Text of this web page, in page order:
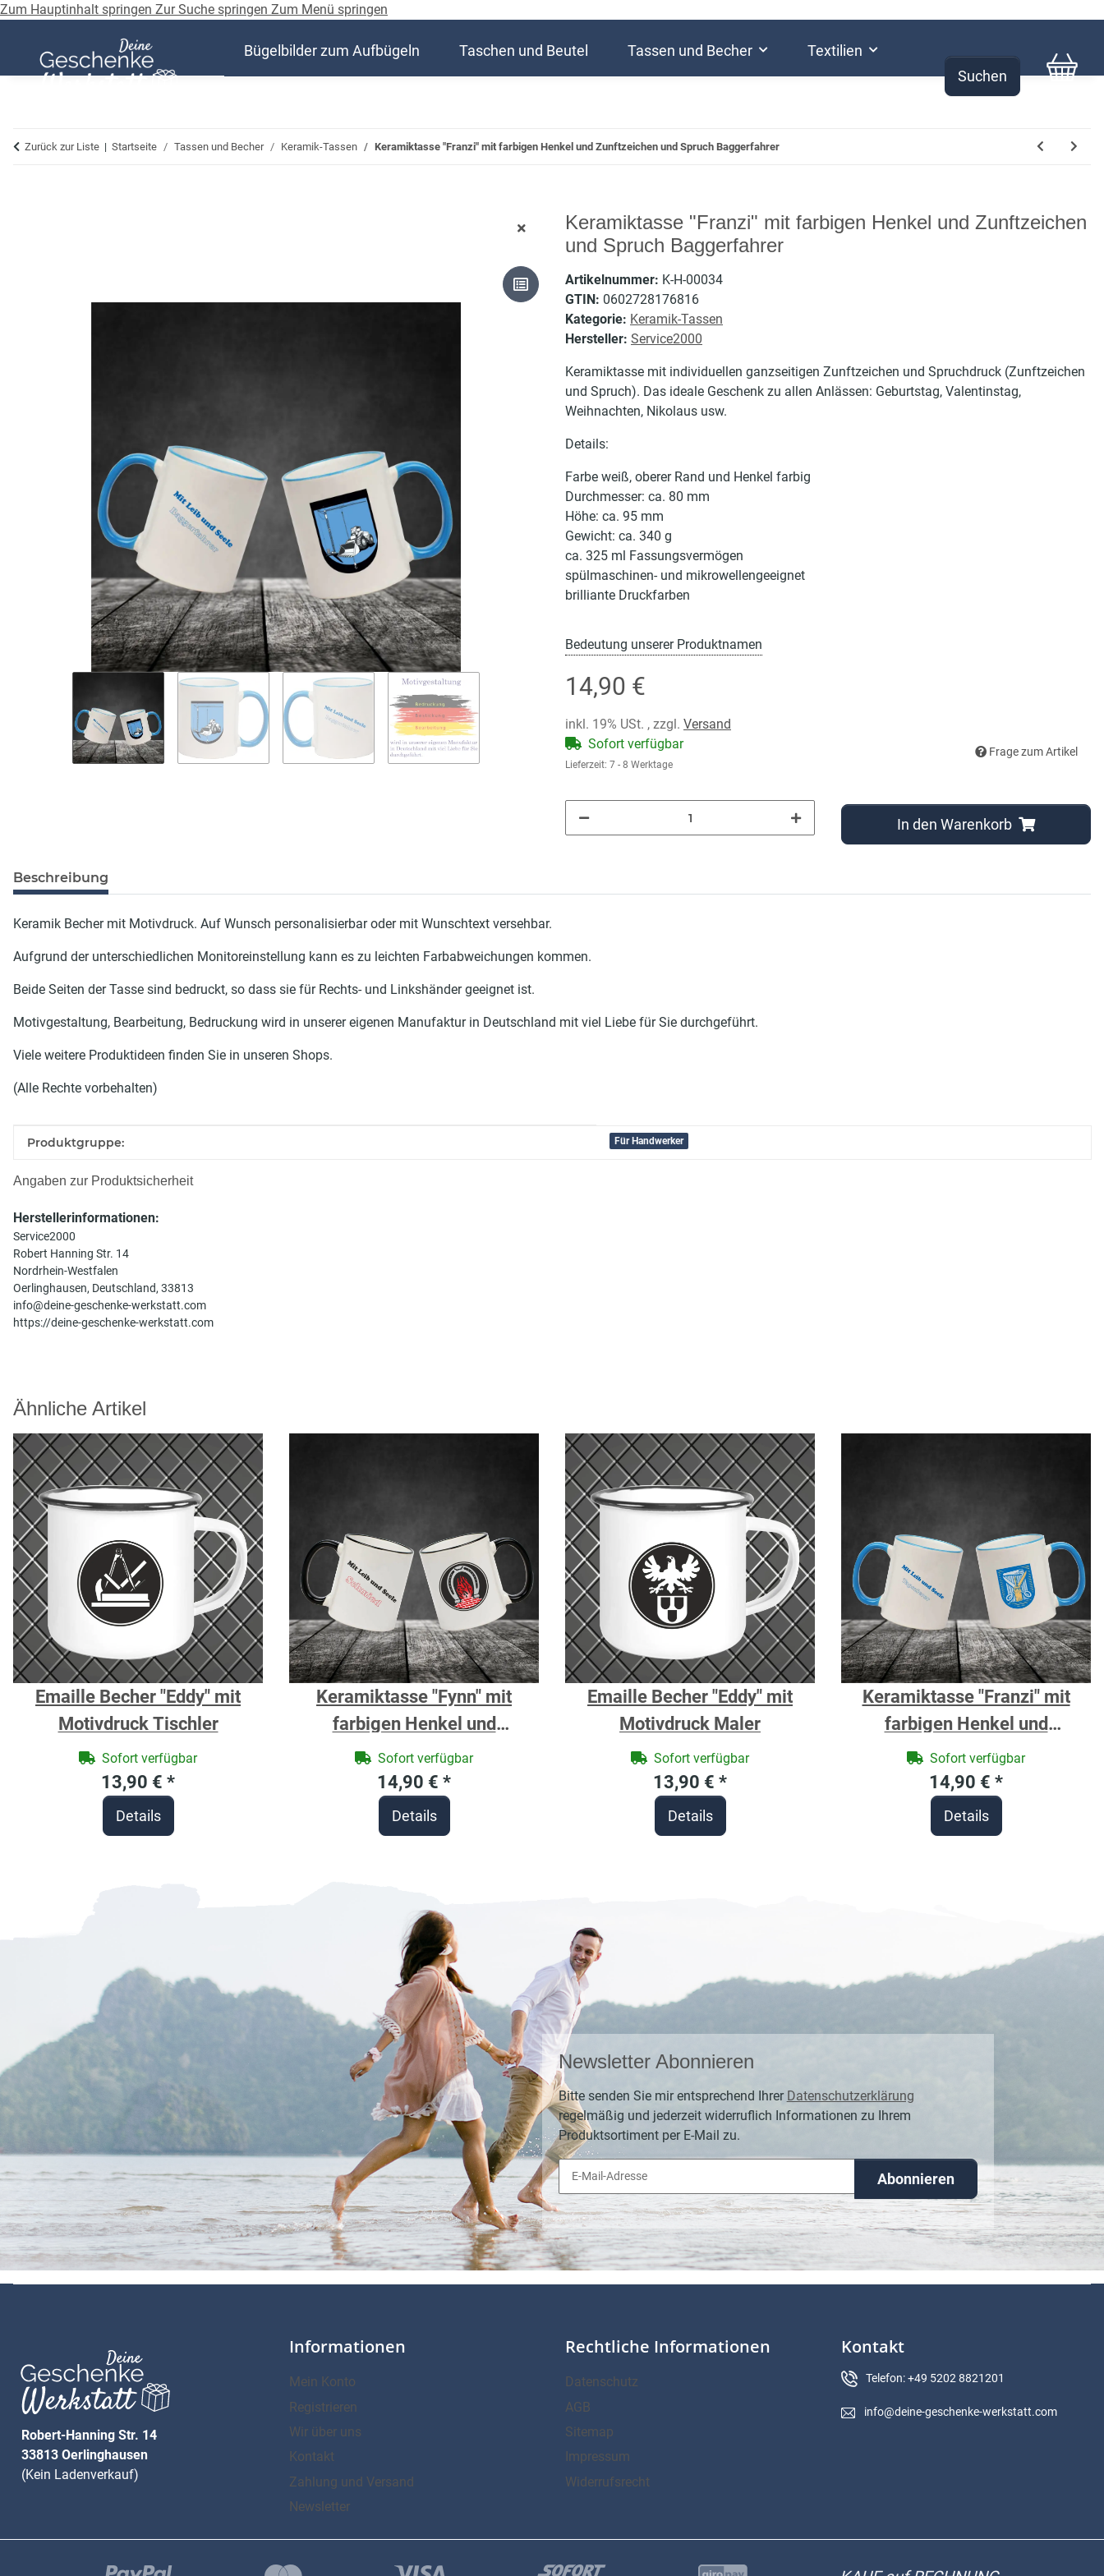
Zum Hauptinhalt springen Zur Suche springen Zum Menü springen
Suchen
Bügelbilder zum Aufbügeln Taschen und Beutel Tassen und Becher Textilien
Zurück zur Liste Startseite Tassen und Becher Keramik-Tassen Keramiktasse "Franzi" mit farbigen Henkel und Zunftzeichen und Spruch Baggerfahrer
Keramiktasse "Franzi" mit farbigen Henkel und Zunftzeichen
und Spruch Baggerfahrer
Artikelnummer: K-H-00034
GTIN: 0602728176816
Kategorie: Keramik-Tassen
Hersteller: Service2000
Keramiktasse mit individuellen ganzseitigen Zunftzeichen und Spruchdruck (Zunftzeichen
und Spruch). Das ideale Geschenk zu allen Anlässen: Geburtstag, Valentinstag,
Weihnachten, Nikolaus usw.
Details:
Farbe weiß, oberer Rand und Henkel farbig
Durchmesser: ca. 80 mm
Höhe: ca. 95 mm
Gewicht: ca. 340 g
ca. 325 ml Fassungsvermögen
spülmaschinen- und mikrowellengeeignet
brilliante Druckfarben
Bedeutung unserer Produktnamen
14,90 €
inkl. 19% USt. , zzgl. Versand
Sofort verfügbar
Lieferzeit: 7 - 8 Werktage
Frage zum Artikel
In den Warenkorb
Beschreibung
Keramik Becher mit Motivdruck. Auf Wunsch personalisierbar oder mit Wunschtext versehbar.
Aufgrund der unterschiedlichen Monitoreinstellung kann es zu leichten Farbabweichungen kommen.
Beide Seiten der Tasse sind bedruckt, so dass sie für Rechts- und Linkshänder geeignet ist.
Motivgestaltung, Bearbeitung, Bedruckung wird in unserer eigenen Manufaktur in Deutschland mit viel Liebe für Sie durchgeführt.
Viele weitere Produktideen finden Sie in unseren Shops.
(Alle Rechte vorbehalten)
Produkteigenschaft
Wert
Produktgruppe: Für Handwerker
Angaben zur Produktsicherheit
Herstellerinformationen:
Service2000
Robert Hanning Str. 14
Nordrhein-Westfalen
Oerlinghausen, Deutschland, 33813
info@deine-geschenke-werkstatt.com
https://deine-geschenke-werkstatt.com
Ähnliche Artikel
Emaille Becher "Eddy" mit
Motivdruck Tischler
Sofort verfügbar
13,90 € *
Details
Keramiktasse "Fynn" mit
farbigen Henkel und
Zunftzeichen und Spruch
Schmied
Sofort verfügbar
14,90 € *
Details
Emaille Becher "Eddy" mit
Motivdruck Maler
Sofort verfügbar
13,90 € *
Details
Keramiktasse "Franzi" mit
farbigen Henkel und
Zunftzeichen und Spruch
Tapezierer
Sofort verfügbar
14,90 € *
Details
Newsletter Abonnieren
Bitte senden Sie mir entsprechend Ihrer Datenschutzerklärung
regelmäßig und jederzeit widerruflich Informationen zu Ihrem
Produktsortiment per E-Mail zu.
Abonnieren
Robert-Hanning Str. 14
33813 Oerlinghausen
(Kein Ladenverkauf)
Informationen
Mein Konto
Registrieren
Wir über uns
Kontakt
Zahlung und Versand
Newsletter
Rechtliche Informationen
Datenschutz
AGB
Sitemap
Impressum
Widerrufsrecht
Kontakt
Telefon: +49 5202 8821201
info@deine-geschenke-werkstatt.com